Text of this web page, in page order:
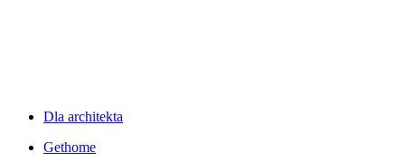
Dla architekta
Gethome